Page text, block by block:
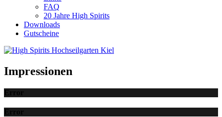
FAQ
20 Jahre High Spirits
Downloads
Gutscheine
Impressionen
Error
Error